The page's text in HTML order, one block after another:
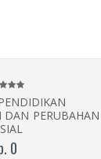
PERUBAHAN
0